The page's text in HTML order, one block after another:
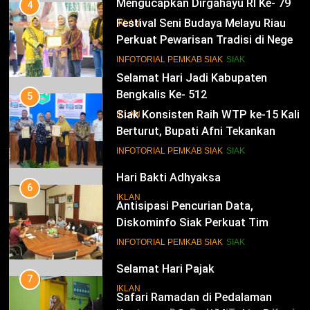
Mengucapkan Dirgahayu RI Ke- 79
IKLAN
14
Selamat Hari Jadi Kabupaten
Bengkalis Ke- 512
IKLAN
15
Hari Bakti Adhyaksa
IKLAN
16
Selamat Hari Pajak
IKLAN
4
Festival Seni Budaya Melayu Riau
Perkuat Pewarisan Tradisi di Negeri
Istana
INFOTORIAL PEMKAB SIAK SIAK
5
Siak Konsisten Raih WTP ke-15 Kali
Berturut, Bupati Afni Tekankan
Penguatan Tata Kelola Keuangan
INFOTORIAL PEMKAB SIAK SIAK
6
Antisipasi Pencurian Data,
Diskominfo Siak Perkuat Tim
Tanggap Insiden Siber Mendukung
INFOTORIAL PEMKAB SIAK SIAK
7
Safari Ramadan di Pedalaman